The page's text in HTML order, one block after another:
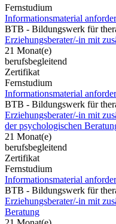
Fernstudium
Informationsmaterial
BTB - Bildungswerk für
Erziehungsberater/-in mit
21 Monat(e)
berufsbegleitend
Zertifikat
Fernstudium
Informationsmaterial
BTB - Bildungswerk für
Erziehungsberater/-in mit
der psychologischen
21 Monat(e)
berufsbegleitend
Zertifikat
Fernstudium
Informationsmaterial
BTB - Bildungswerk für
Erziehungsberater/-in mit
Beratung